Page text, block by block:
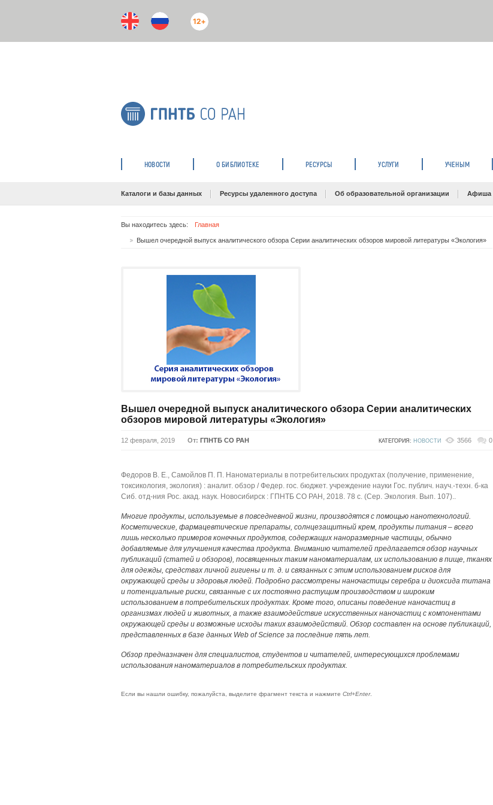
12+
НОВОСТИ О БИБЛИОТЕКЕ РЕСУРСЫ УСЛУГИ УЧЕНЫМ
Каталоги и базы данных Ресурсы удаленного доступа Об образовательной организации Афиша
Вы находитесь здесь: Главная
Вышел очередной выпуск аналитического обзора Серии аналитических обзоров мировой литературы «Экология»
Вышел очередной выпуск аналитического обзора Серии аналитических
обзоров мировой литературы «Экология»
12 февраля, 2019 От: ГПНТБ СО РАН КАТЕГОРИЯ: НОВОСТИ 3566 0
Федоров В. Е., Самойлов П. П. Наноматериалы в потребительских продуктах (получение, применение,
токсикология, экология) : аналит. обзор / Федер. гос. бюджет. учреждение науки Гос. публич. науч.-техн. б-ка
Сиб. отд-ния Рос. акад. наук. Новосибирск : ГПНТБ СО РАН, 2018. 78 с. (Сер. Экология. Вып. 107)..
Многие продукты, используемые в повседневной жизни, производятся с помощью нанотехнологий.
Косметические, фармацевтические препараты, солнцезащитный крем, продукты питания – всего
лишь несколько примеров конечных продуктов, содержащих наноразмерные частицы, обычно
добавляемые для улучшения качества продукта. Вниманию читателей предлагается обзор научных
публикаций (статей и обзоров), посвященных таким наноматериалам, их использованию в пище, тканях
для одежды, средствах личной гигиены и т. д. и связанных с этим использованием рисков для
окружающей среды и здоровья людей. Подробно рассмотрены наночастицы серебра и диоксида титана
и потенциальные риски, связанные с их постоянно растущим производством и широким
использованием в потребительских продуктах. Кроме того, описаны поведение наночастиц в
организмах людей и животных, а также взаимодействие искусственных наночастиц с компонентами
окружающей среды и возможные исходы таких взаимодействий. Обзор составлен на основе публикаций,
представленных в базе данных Web of Science за последние пять лет.
Обзор предназначен для специалистов, студентов и читателей, интересующихся проблемами
использования наноматериалов в потребительских продуктах.
Если вы нашли ошибку, пожалуйста, выделите фрагмент текста и нажмите Ctrl+Enter.